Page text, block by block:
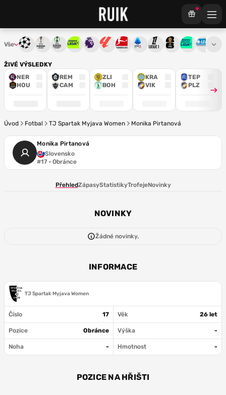
ŽIVÉ VÝSLEDKY
NER
HOU
REM
CAM
ZLI
BOH
KRA
VIK
TEP
PLZ
Vše Liga mistrůEvropská liga
Konferenční liga
Chance ligaPremier League
La LigaBundesliga
Serie ALigue 1Mistrovství světa
Chance3. ČFL
Úvod Fotbal TJ Spartak Myjava Women Monika Pirtanová
Monika Pirtanová
Slovensko
#17 · Obránce
PřehledZápasyStatistikyTrofejeNovinky
NOVINKY
Žádné novinky.
INFORMACE
TJ Spartak Myjava Women
Číslo 17 Věk 26 let
Pozice Obránce Výška -
Noha - Hmotnost -
POZICE NA HŘIŠTI